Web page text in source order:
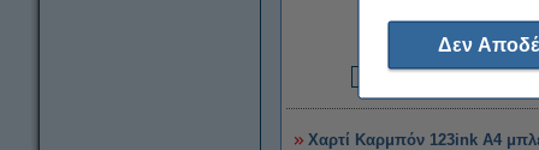
Χαρτί Καρμπόν 123ink A4
Δεν